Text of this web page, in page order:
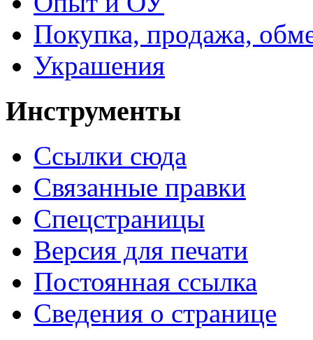
Покупка, продажа,
Украшения
Инструменты
Ссылки сюда
Связанные правки
Спецстраницы
Версия для печати
Постоянная ссылка
Сведения о странице